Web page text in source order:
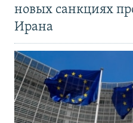
новых санкциях
Ирана